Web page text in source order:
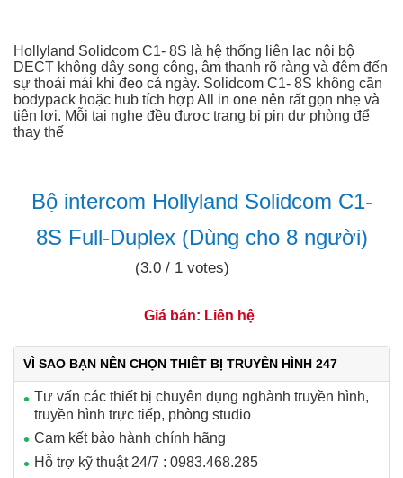
Hollyland Solidcom C1- 8S là hệ thống liên lạc nội bộ
DECT không dây song công, âm thanh rõ ràng và đêm đến
sự thoải mái khi đeo cả ngày. Solidcom C1- 8S không cần
bodypack hoặc hub tích hợp All in one nên rất gọn nhẹ và
tiện lợi. Mỗi tai nghe đều được trang bị pin dự phòng để
thay thế
Bộ intercom Hollyland Solidcom C1-
8S Full-Duplex (Dùng cho 8 người)
(3.0 / 1 votes)
Giá bán: Liên hệ
VÌ SAO BẠN NÊN CHỌN THIẾT BỊ TRUYỀN HÌNH 247
Tư vấn các thiết bị chuyên dụng nghành truyền hình,
truyền hình trực tiếp, phòng studio
Cam kết bảo hành chính hãng
Hỗ trợ kỹ thuật 24/7 : 0983.468.285